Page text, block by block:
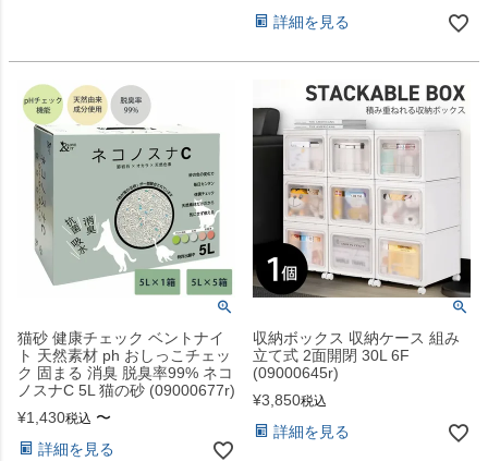
詳細を見る
猫砂 健康チェック ベントナイ
ト 天然素材 ph おしっこチェッ
ク 固まる 消臭 脱臭率99% ネコ
ノスナC 5L 猫の砂 (09000677r)
¥1,430税込 〜
詳細を見る
収納ボックス 収納ケース 組み
立て式 2面開閉 30L 6F
(09000645r)
¥3,850税込
詳細を見る